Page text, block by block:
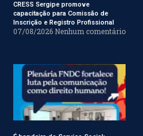
CRESS Sergipe promove
capacitação para Comissão de
Inscrição e Registro Profissional
07/08/2026 Nenhum comentário